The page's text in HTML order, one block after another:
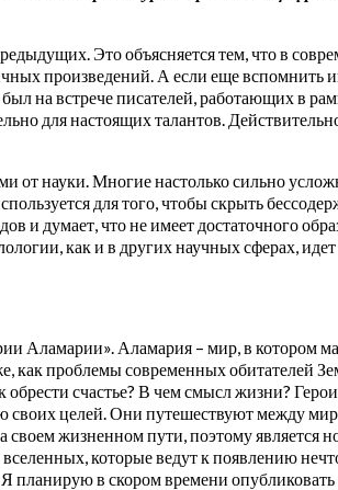
Это объясняется тем, что в
произведений. А если еще
на встрече писателей, работающих в
для настоящих талантов.
науки. Многие настолько сильно
для того, чтобы скрыть
и думает, что не имеет достаточного
как и в других научных сферах,
Аламарии». Аламария – мир, в котором
как проблемы современных обитателей
счастье? В чем смысл жизни?
своих целей. Они путешествуют между
жизненном пути, поэтому является
которые ведут к появлению
планирую в скором времени